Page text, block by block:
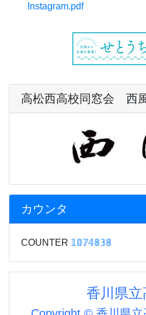
Instagram.pdf
高松西高校同窓会 西
カウンタ
COUNTER 𝟙𝟘𝟟𝟜𝟠𝟛𝟠
香川県